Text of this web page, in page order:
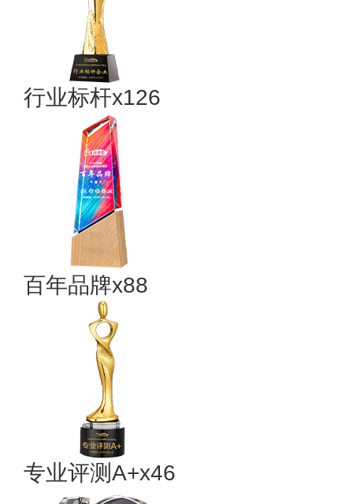
行业标杆x126
百年品牌x88
专业评测A+x46